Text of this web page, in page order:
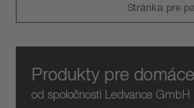
Stránka pre
Produkty pre
od spoločnosti Ledvance GmbH